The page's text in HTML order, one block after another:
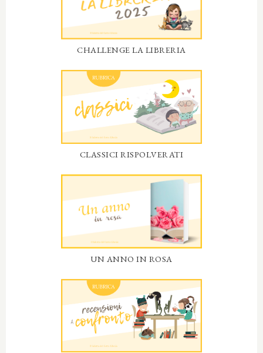
CHALLENGE LA LIBRERIA
CLASSICI RISPOLVERATI
UN ANNO IN ROSA